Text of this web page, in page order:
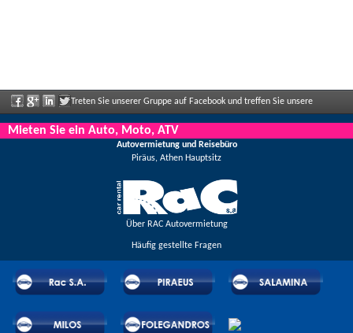
Treten Sie unserer Gruppe auf Facebook und treffen Sie unsere
Mitarbeiter, sagen Sie uns Ihre Meinung und genießen Sie große Rabatte und
Angebote, die regelmäßig bekannt gegeben werden.
Mieten Sie ein Auto, Moto, ATV
Autovermietung und Reisebüro
Piräus, Athen Hauptsitz
Über RAC Autovermietung
Häufig gestellte Fragen